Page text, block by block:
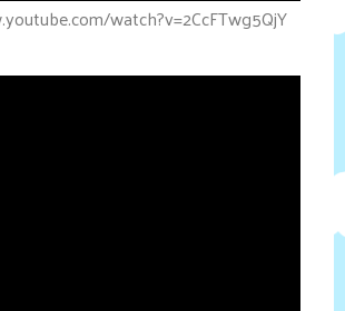
watch?v=2CcFTwg5QjY